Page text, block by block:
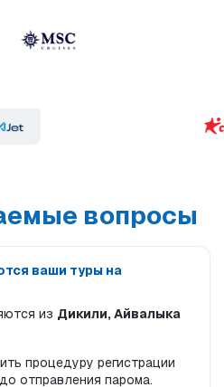
вопросы
ваши туры на
из Дикили, Айвалыка
процедуру регистрации
отправления парома.